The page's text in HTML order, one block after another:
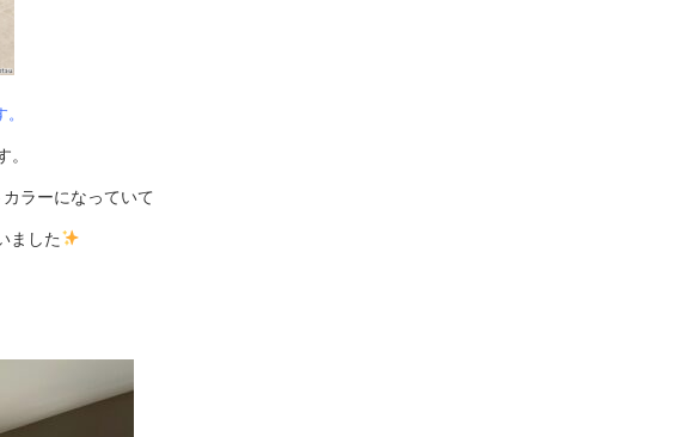
ラーになっていて
ました